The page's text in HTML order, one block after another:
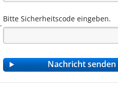
Bitte Sicherheitscode eingeben.